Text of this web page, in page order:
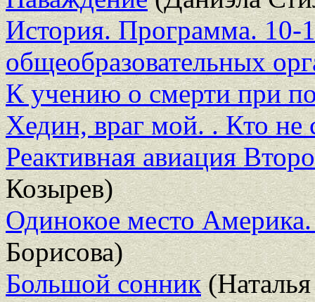
История. Программа. 10-
общеобразовательных
К учению о смерти при
Хедин, враг мой. . Кто не
Реактивная авиация
Козырев)
Одинокое место
Борисова)
Большой сонник